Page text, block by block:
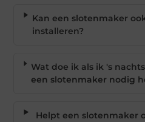
Kan een slotenmaker
installeren?
Wat doe ik als ik 's
een slotenmaker nodig
Helpt een slotenmaker